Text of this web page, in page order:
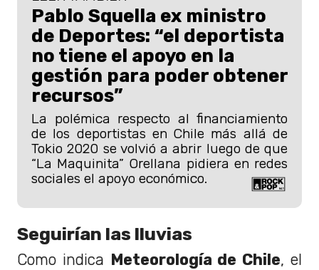
Pablo Squella ex ministro
de Deportes: “el deportista
no tiene el apoyo en la
gestión para poder obtener
recursos”
La polémica respecto al financiamiento
de los deportistas en Chile más allá de
Tokio 2020 se volvió a abrir luego de que
“La Maquinita” Orellana pidiera en redes
sociales el apoyo económico.
Seguirían las lluvias
Como indica Meteorología de Chile, el